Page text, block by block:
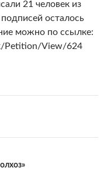
21 человек из
осталось
можно по ссылке:
Petition/View/624